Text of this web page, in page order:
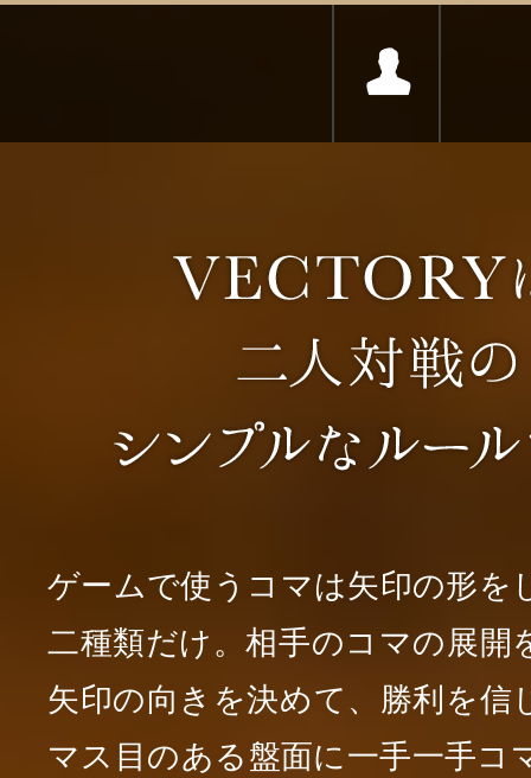
ゲームで使うコマは矢印の形を
二種類だけ。相手のコマの展開
矢印の向きを決めて、勝利を信
マス目のある盤面に一手一手コ